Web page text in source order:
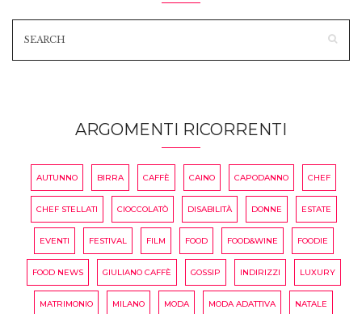
ARGOMENTI RICORRENTI
AUTUNNO BIRRA CAFFÈ CAINO CAPODANNO CHEF
CHEF STELLATI CIOCCOLATÒ DISABILITÀ DONNE ESTATE
EVENTI FESTIVAL FILM FOOD FOOD&WINE FOODIE
FOOD NEWS GIULIANO CAFFÈ GOSSIP INDIRIZZI LUXURY
MATRIMONIO MILANO MODA MODA ADATTIVA NATALE